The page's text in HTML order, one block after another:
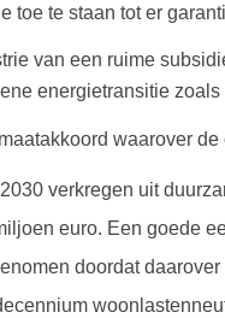
toe te staan tot er
van een ruime
energietransitie
waarover
verkregen uit
euro. Een goede
doordat